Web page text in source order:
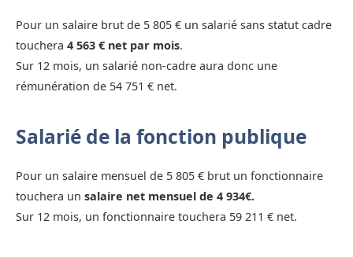
Pour un salaire brut de 5 805 € un salarié sans statut cadre
touchera 4 563 € net par mois.
Sur 12 mois, un salarié non-cadre aura donc une
rémunération de 54 751 € net.
Salarié de la fonction publique
Pour un salaire mensuel de 5 805 € brut un fonctionnaire
touchera un salaire net mensuel de 4 934€.
Sur 12 mois, un fonctionnaire touchera 59 211 € net.